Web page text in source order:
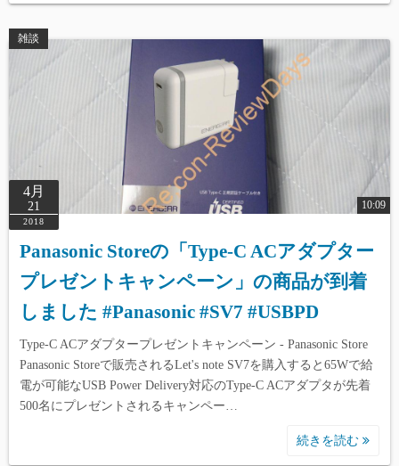
雑談
4月
21
2018
10:09
Panasonic Storeの「Type-C ACアダプター
プレゼントキャンペーン」の商品が到着
しました #Panasonic #SV7 #USBPD
Type-C ACアダプタープレゼントキャンペーン - Panasonic Store
Panasonic Storeで販売されるLet's note SV7を購入すると65Wで給
電が可能なUSB Power Delivery対応のType-C ACアダプタが先着
500名にプレゼントされるキャンペー…
続きを読む